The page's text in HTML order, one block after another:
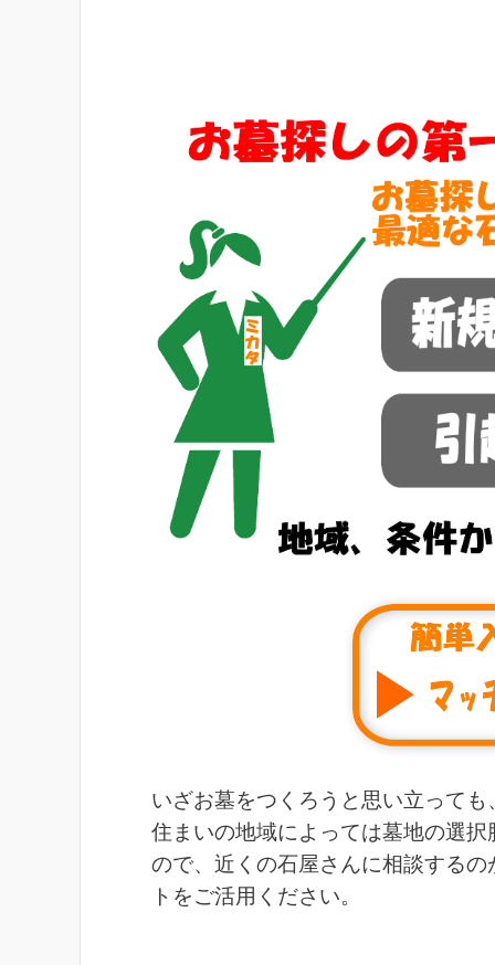
いざお墓をつくろうと思い立って
住まいの地域によっては墓地の選
ので、近くの石屋さんに相談する
トをご活用ください。